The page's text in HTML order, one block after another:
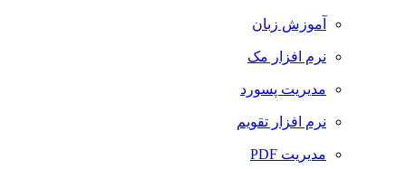
آموزش زبان
نرم افزار مک
مدیریت پسورد
نرم افزار تقویم
مدیریت PDF